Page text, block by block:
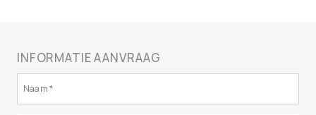
INFORMATIE AANVRAAG